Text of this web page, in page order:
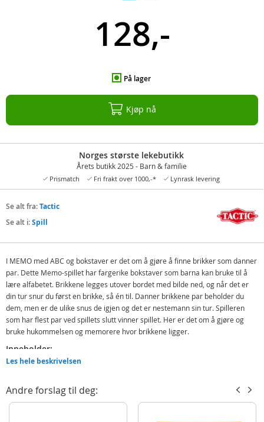
128,-
På lager
Kjøp nå
Norges største lekebutikk
Årets butikk 2025 - Barn & familie
Prismatch Fri frakt over 1000,-* Lynrask levering
Se alt fra:Tactic
Se alt i:Spill
I MEMO med ABC og bokstaver er det om å gjøre å finne brikker som danner
par. Dette Memo-spillet har fargerike bokstaver som barna kan bruke til å
lære alfabetet. Brikkene legges utover bordet med bilde ned, og når det er
din tur snur du først en brikke, så én til. Danner brikkene par beholder du
dem, men er de ulike snus de igjen og det er nestemann sin tur. Spilleren
som har flest par ved spillets slutt vinner spillet. Her er det om å gjøre og
bruke hukommelsen og memorere hvor brikkene ligger.
Inneholder:
Memo ABC
Detaljer:
Antall spillere: 2 eller flere
Les hele beskrivelsen
Andre forslag til deg: